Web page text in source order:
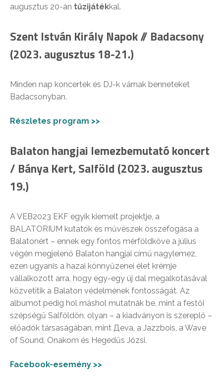
augusztus 20-án tűzijátékkal.
Szent István Király Napok // Badacsony
(2023. augusztus 18-21.)
Minden nap koncertek és DJ-k várnak benneteket
Badacsonyban.
Részletes program >>
Balaton hangjai lemezbemutató koncert
/ Bánya Kert, Salföld (2023. augusztus
19.)
A VEB2023 EKF egyik kiemelt projektje, a
BALATORIUM kutatók és művészek összefogása a
Balatonért – ennek egy fontos mérföldköve a július
végén megjelenő Balaton hangjai című nagylemez,
ezen ugyanis a hazai könnyűzenei élet krémje
vállalkozott arra, hogy egy-egy új dal megalkotásával
közvetítik a Balaton védelmének fontosságát. Az
albumot pedig hol máshol mutatnák be, mint a festői
szépségű Salföldön, olyan – a kiadványon is szereplő –
előadók társaságában, mint Дeva, a Jazzbois, a Wave
of Sound, Onakom és Hegedűs Józsi.
Facebook-esemény >>